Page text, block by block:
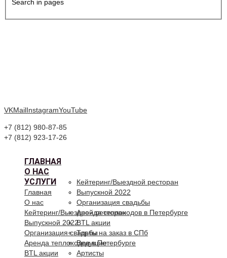
Search in pages
VKMailInstagramYouTube
+7 (812) 980-87-85
+7 (812) 923-17-26
ГЛАВНАЯ
О НАС
УСЛУГИ
Кейтеринг/Выездной ресторан
Выпускной 2022
Организация свадьбы
Аренда теплоходов в Петербурге
BTL акции
Торты на заказ в СПб
Ведущие
Артисты
Главная
О нас
Кейтеринг/Выездной ресторан
Выпускной 2022
Организация свадьбы
Аренда теплоходов в Петербурге
BTL акции